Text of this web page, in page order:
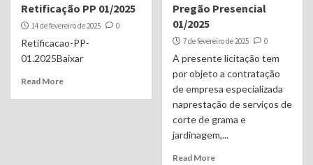
Retificação PP 01/2025
14 de fevereiro de 2025 0
Retificacao-PP-
01.2025Baixar
Read More
Pregão Presencial
01/2025
7 de fevereiro de 2025 0
A presente licitação tem
por objeto a contratação
de empresa especializada
naprestação de serviços de
corte de grama e
jardinagem,...
Read More